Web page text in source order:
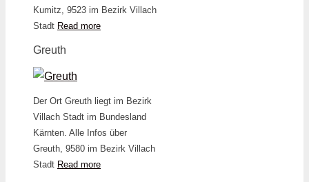
Kumitz, 9523 im Bezirk Villach
Stadt Read more
Greuth
Der Ort Greuth liegt im Bezirk
Villach Stadt im Bundesland
Kärnten. Alle Infos über
Greuth, 9580 im Bezirk Villach
Stadt Read more